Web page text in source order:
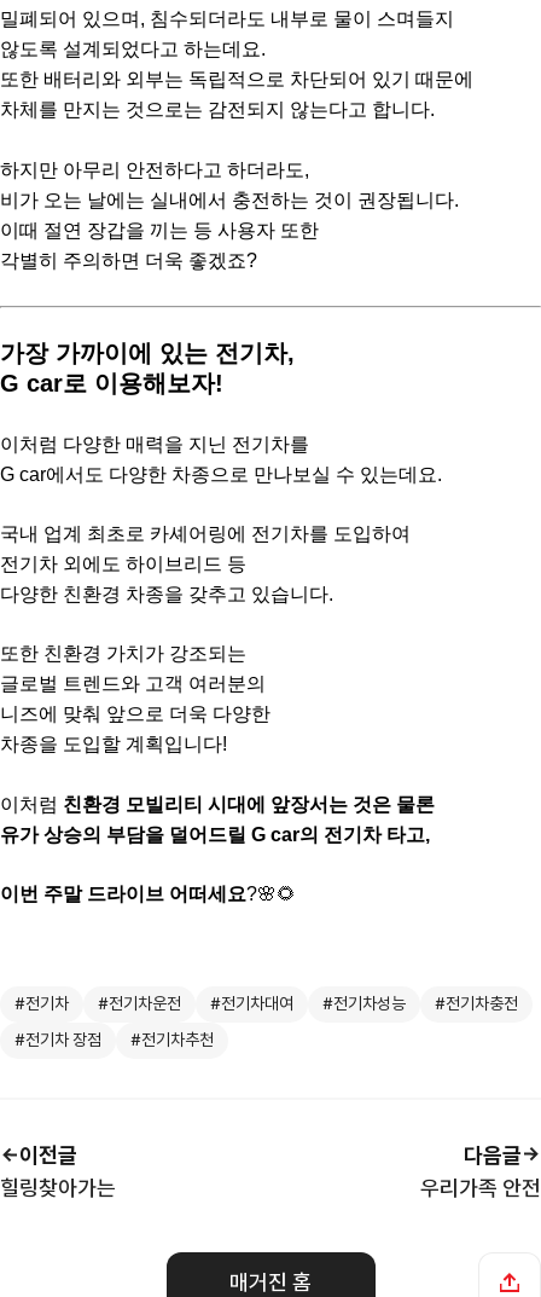
밀폐되어 있으며, 침수되더라도 내부로 물이 스며들지
않도록 설계되었다고 하는데요.
또한 배터리와 외부는 독립적으로 차단되어 있기 때문에
차체를 만지는 것으로는 감전되지 않는다고 합니다.
하지만 아무리 안전하다고 하더라도,
비가 오는 날에는 실내에서 충전하는 것이 권장됩니다.
이때 절연 장갑을 끼는 등 사용자 또한
각별히 주의하면 더욱 좋겠죠?
가장 가까이에 있는 전기차,
G car로 이용해보자!
이처럼 다양한 매력을 지닌 전기차를
G car에서도 다양한 차종으로 만나보실 수 있는데요.
국내 업계 최초로 카셰어링에 전기차를 도입하여
전기차 외에도 하이브리드 등
다양한 친환경 차종을 갖추고 있습니다.
또한 친환경 가치가 강조되는
글로벌 트렌드와 고객 여러분의
니즈에 맞춰 앞으로 더욱 다양한
차종을 도입할 계획입니다!
이처럼 친환경 모빌리티 시대에 앞장서는 것은 물론
유가 상승의 부담을 덜어드릴 G car의 전기차 타고,
이번 주말 드라이브 어떠세요?🌸🌻
#전기차 #전기차운전 #전기차대여 #전기차성능
#전기차충전
#전기차 장점
#전기차추천
이전글
힐링찾아가는
우리가족 안전
다음글
매거진 홈